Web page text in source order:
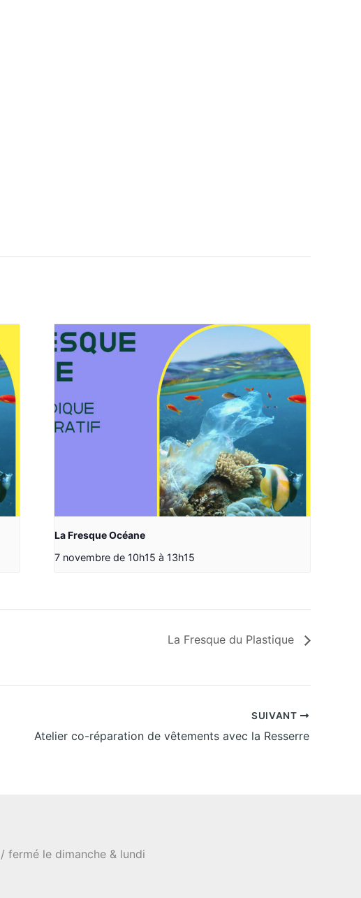
La Fresque Océane
7 novembre de 10h15 à 13h15
La Fresque du Plastique
SUIVANT
Atelier co-réparation de vêtements avec la Resserre
fermé le dimanche & lundi